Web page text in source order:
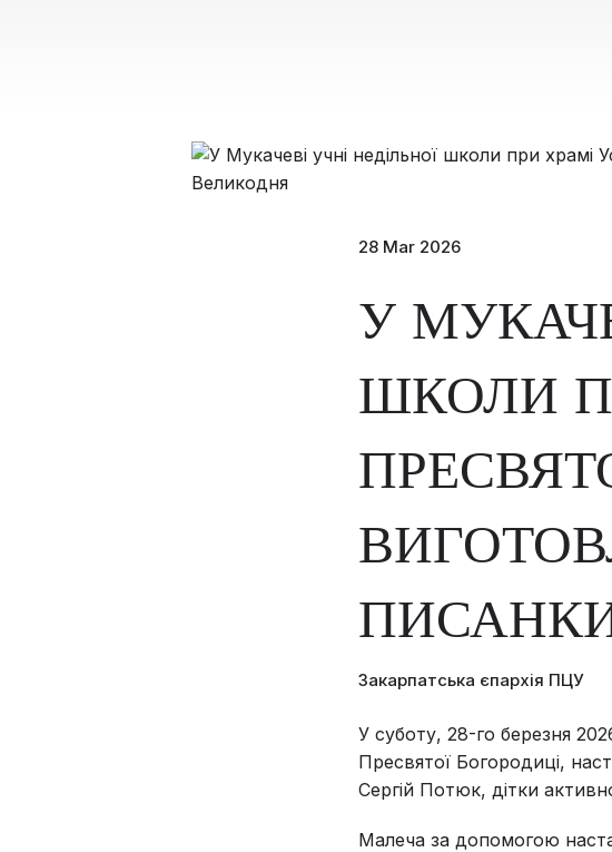
28 Mar 2026
У
ШКОЛИ
Закарпатська єпархія ПЦУ
У суботу, 28-го березня
Пресвятої Богородиці,
Сергій Потюк, дітки
Малеча за допомогою